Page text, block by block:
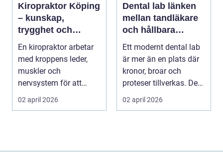
Kiropraktor Köping
– kunskap,
trygghet och
behandling som
gör skillnad
En kiropraktor arbetar
med kroppens leder,
muskler och
nervsystem för att
minska smärta, f...
02 april 2026
Dental lab länken
mellan tandläkare
och hållbara
leenden
Ett modernt dental lab
är mer än en plats där
kronor, broar och
proteser tillverkas. Det
fungerar so...
02 april 2026